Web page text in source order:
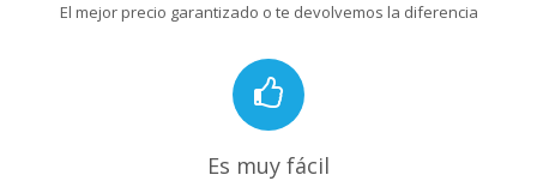
El mejor precio garantizado o te devolvemos la diferencia
Es muy fácil